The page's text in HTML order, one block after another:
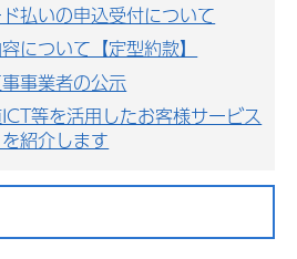
払いの申込受付について
について【定型約款】
事業者の公示
ICT等を活用したお客様サービス
紹介します